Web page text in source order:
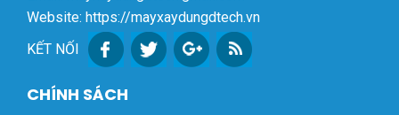
Website: https://mayxaydungdtech.vn
KẾT NỐI
CHÍNH SÁCH